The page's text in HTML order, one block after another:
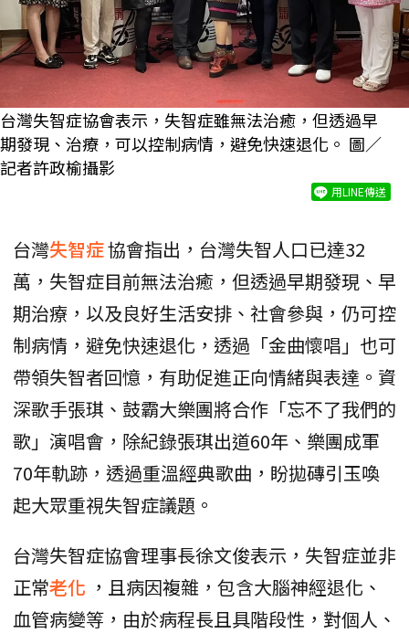
台灣失智症協會表示，失智症雖無法治癒，但透過早
期發現、治療，可以控制病情，避免快速退化。 圖／
記者許政榆攝影
用LINE傳送
台灣失智症協會指出，台灣失智人口已達32
萬，失智症目前無法治癒，但透過早期發現、早
期治療，以及良好生活安排、社會參與，仍可控
制病情，避免快速退化，透過「金曲懷唱」也可
帶領失智者回憶，有助促進正向情緒與表達。資
深歌手張琪、鼓霸大樂團將合作「忘不了我們的
歌」演唱會，除紀錄張琪出道60年、樂團成軍
70年軌跡，透過重溫經典歌曲，盼拋磚引玉喚
起大眾重視失智症議題。
台灣失智症協會理事長徐文俊表示，失智症並非
正常老化 ，且病因複雜，包含大腦神經退化、
血管病變等，由於病程長且具階段性，對個人、